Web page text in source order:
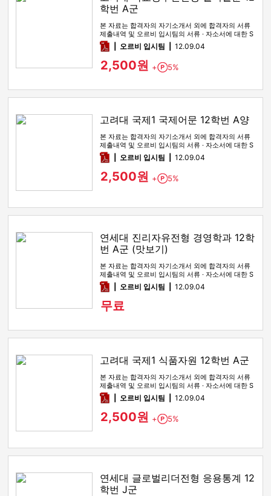
학번 A군
본 자료는 합격자의 자기소개서 외에 합격자의 서류
제출내역 및 오르비 입시팀의 서류 · 자소서에 대한 S
WOT 분석이 포함돼 …
pdf오르비 입시팀 12.09.04
2,500원 + Point
5%
고려대 국제1 국제어문 12학번 A양
본 자료는 합격자의 자기소개서 외에 합격자의 서류
제출내역 및 오르비 입시팀의 서류 · 자소서에 대한 S
WOT 분석이 포함돼 …
pdf오르비 입시팀 12.09.04
2,500원 + Point
5%
연세대 진리자유전형 경영학과 12학
번 A군 (맛보기)
본 자료는 합격자의 자기소개서 외에 합격자의 서류
제출내역 및 오르비 입시팀의 서류 · 자소서에 대한 S
WOT 분석이 포함돼 …
pdf오르비 입시팀 12.09.04
무료
고려대 국제1 식품자원 12학번 A군
본 자료는 합격자의 자기소개서 외에 합격자의 서류
제출내역 및 오르비 입시팀의 서류 · 자소서에 대한 S
WOT 분석이 포함돼 …
pdf오르비 입시팀 12.09.04
2,500원 + Point
5%
연세대 글로벌리더전형 응용통계 12
학번 J군